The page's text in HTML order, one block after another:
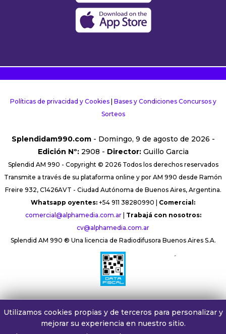
Políticas de privacidad y Cookies| Bases y Condiciones Concursos y
Sorteos
Splendidam990.com- Domingo, 9 de agosto de 2026 -
Edición Nº:2908 - Director:Guillo Garcia
Splendid AM 990 - Copyright © 2026 Todos los derechos reservados
Transmite a través de su plataforma online y por AM 990 desde Ramón
Freire 932, C1426AVT - Ciudad Autónoma de Buenos Aires, Argentina.
Whatsapp oyentes: +54 911 38280990 | Comercial:
comercial@alphamedia.com.ar| Trabajá con nosotros:
cv@alphamedia.com.ar
Splendid AM 990 ® Una licencia de Radiodifusora Buenos Aires S.A.
´
Utilizamos cookies propias y de terceros para personalizar y
mejorar su experiencia en nuestro sitio.